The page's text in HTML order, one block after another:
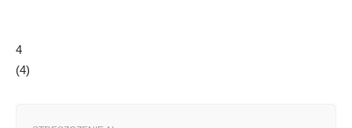
4
(4)